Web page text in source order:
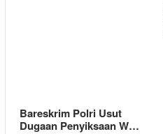
Bareskrim Polri Usut
Dugaan Penyiksaan W…